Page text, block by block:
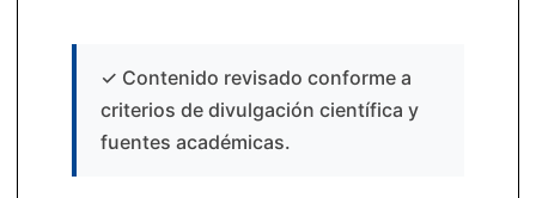
✓ Contenido revisado conforme a
criterios de divulgación científica y
fuentes académicas.